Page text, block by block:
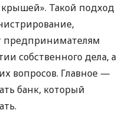
Такой подход
предпринимателям
собственного дела, а
вопросов. Главное —
банк, который